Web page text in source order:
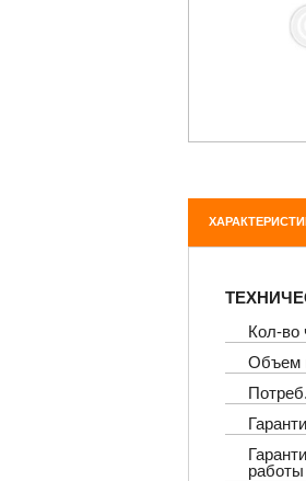
Кол-во
Объем